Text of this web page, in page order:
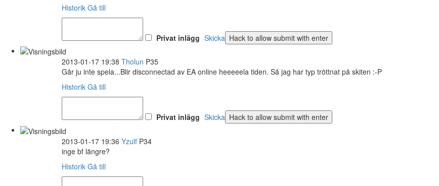
Historik Gå till
Privat inlägg Skicka
2013-01-17 19:38 Tholun P35
Går ju inte spela...Blir disconnectad av EA online heeeeela tiden. Så jag har typ tröttnat på skiten :-P
Historik Gå till
Privat inlägg Skicka
2013-01-17 19:36 Yzulf P34
inge bf längre?
Historik Gå till